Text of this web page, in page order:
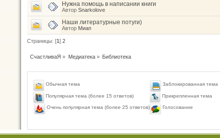
Нужна помощь в написании книги
Автор Snarkolove
Наши литературные потуги)
Автор Миап
Страницы: [1] 2
СчастливаЯ » Медиатека» Библиотека
Обычная тема
Популярная тема (более 15 ответов)
Очень популярная тема (более 25 ответов)
Заблокированная тема
Прикрепленная тема
Голосование